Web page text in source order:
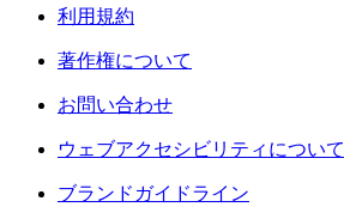
利用規約
著作権について
お問い合わせ
ウェブアクセシビリティについて
ブランドガイドライン